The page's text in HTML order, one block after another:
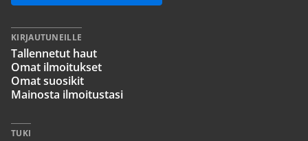
KIRJAUTUNEILLE
Tallennetut haut
Omat ilmoitukset
Omat suosikit
Mainosta ilmoitustasi
TUKI